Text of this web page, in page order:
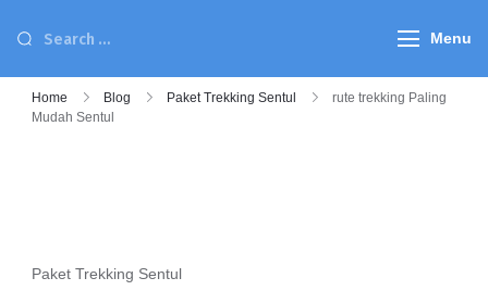
Menu
Home Blog Paket Trekking Sentul
rute trekking Paling
Mudah Sentul
Paket Trekking Sentul